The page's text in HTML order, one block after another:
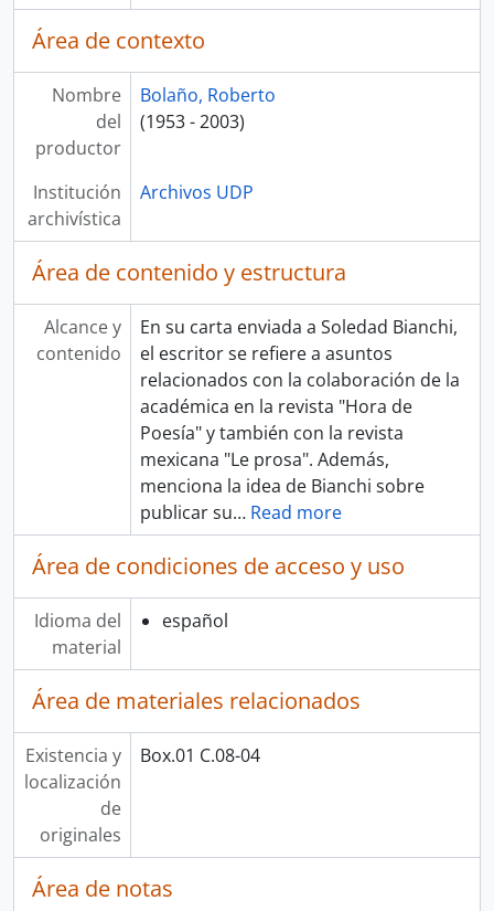
Área de contexto
Nombre
del
productor
Bolaño, Roberto
(1953 - 2003)
Institución
archivística
Archivos UDP
Área de contenido y estructura
Alcance y
contenido
En su carta enviada a Soledad Bianchi,
el escritor se refiere a asuntos
relacionados con la colaboración de la
académica en la revista "Hora de
Poesía" y también con la revista
mexicana "Le prosa". Además,
menciona la idea de Bianchi sobre
publicar su… Read more
Área de condiciones de acceso y uso
Idioma del
material
español
Área de materiales relacionados
Existencia y
localización
de
originales
Box.01 C.08-04
Área de notas